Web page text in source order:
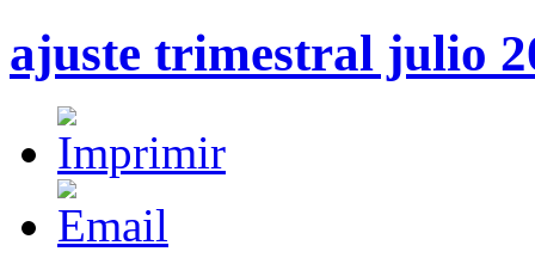
ajuste trimestral julio